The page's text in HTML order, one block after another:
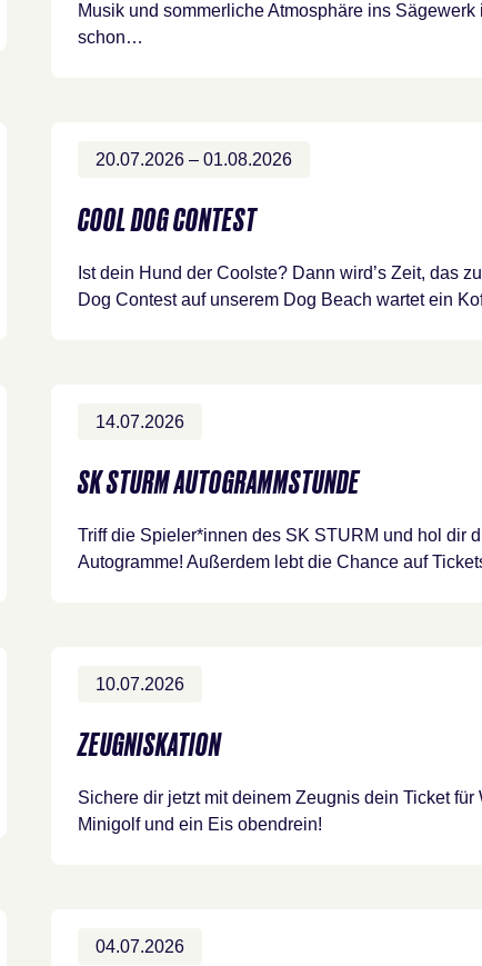
Musik und sommerliche Atmosphäre ins Sägewerk
schon…
20.07.2026 – 01.08.2026
COOL DOG CONTEST
Ist dein Hund der Coolste? Dann wird’s Zeit, das
Dog Contest auf unserem Dog Beach wartet ein
14.07.2026
SK STURM AUTOGRAMMSTUNDE
Triff die Spieler*innen des SK STURM und hol dir
Autogramme! Außerdem lebt die Chance auf
10.07.2026
ZEUGNISKATION
Sichere dir jetzt mit deinem Zeugnis dein Ticket für
Minigolf und ein Eis obendrein!
04.07.2026